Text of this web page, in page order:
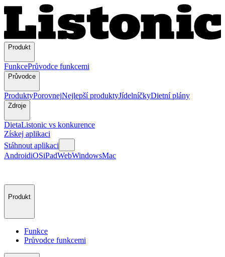
Produkt
FunkcePrůvodce funkcemi
Průvodce
ProduktyPorovnejNejlepší produktyJídelníčkyDietní plány
Zdroje
DietaListonic vs konkurence
Získej aplikaci
Stáhnout aplikaci
AndroidiOSiPadWebWindowsMac
Produkt
Funkce
Průvodce funkcemi